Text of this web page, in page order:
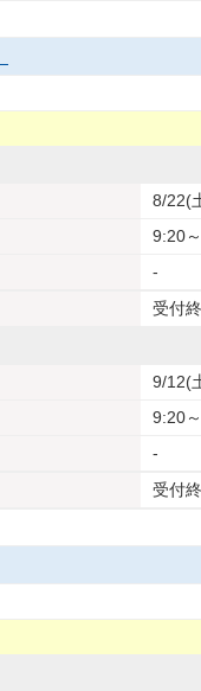
8/22(
9:20
-
受付
9/12(
9:20
-
受付